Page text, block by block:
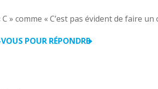
C » comme « C’est pas évident de faire
POUR RÉPONDRE